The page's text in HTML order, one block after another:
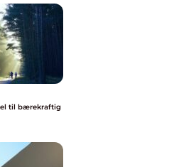
til bærekraftig